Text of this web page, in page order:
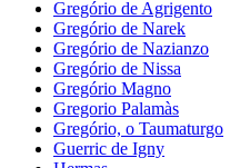
Gregório de Agrigento
Gregório de Narek
Gregório de Nazianzo
Gregório de Nissa
Gregório Magno
Gregorio Palamàs
Gregório, o Taumaturgo
Guerric de Igny